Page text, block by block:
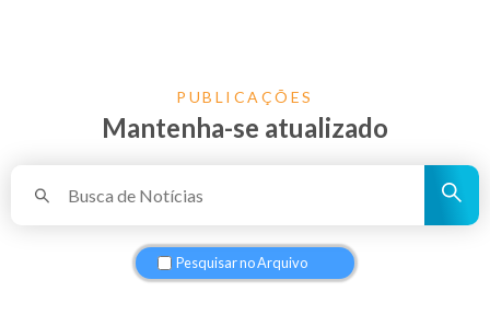
PUBLICAÇÕES
Mantenha-se atualizado
Pesquisar no Arquivo